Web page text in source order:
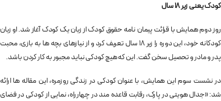
کودک یعنی زیر 18 سال
روز دوم همایش با قرائت پیمان نامه حقوق کودک از زبان یک کودک آغاز شد. او زبان
کودکانه خود، این دوره را زیر 18 سال تعریف کرد و از نیازهای بچه ها به بازی، محبت
پدر و مادر و تحصیل سخن گفت. این که هیچ کودکی نباید مجبور به کار کردن باشد.
در نشست سوم این همایش، با عنوان کودکی در زندگی روزمره، این مقاله ها ارائه
شد: «جدال هویتی در پارک، رقابت قاعده مند در چهارراه، نمایی از کودکی در فضای